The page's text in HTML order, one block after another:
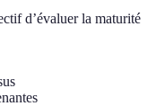
d’évaluer la maturité